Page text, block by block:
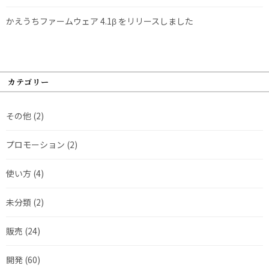
かえうちファームウェア 4.1β をリリースしました
カテゴリー
その他 (2)
プロモーション (2)
使い方 (4)
未分類 (2)
販売 (24)
開発 (60)